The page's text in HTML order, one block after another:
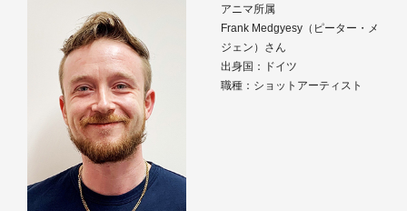
アニマ所属
Frank Medgyesy（ピーター・メ
ジェン）さん
出身国：ドイツ
職種：ショットアーティスト